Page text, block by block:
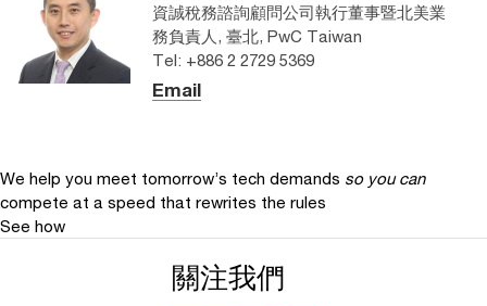
資誠稅務諮詢顧問公司執行董事暨北美業
務負責人, 臺北, PwC Taiwan
Tel: +886 2 2729 5369
Email
We help you meet tomorrow’s tech demands so you can
compete at a speed that rewrites the rules
See how
關注我們